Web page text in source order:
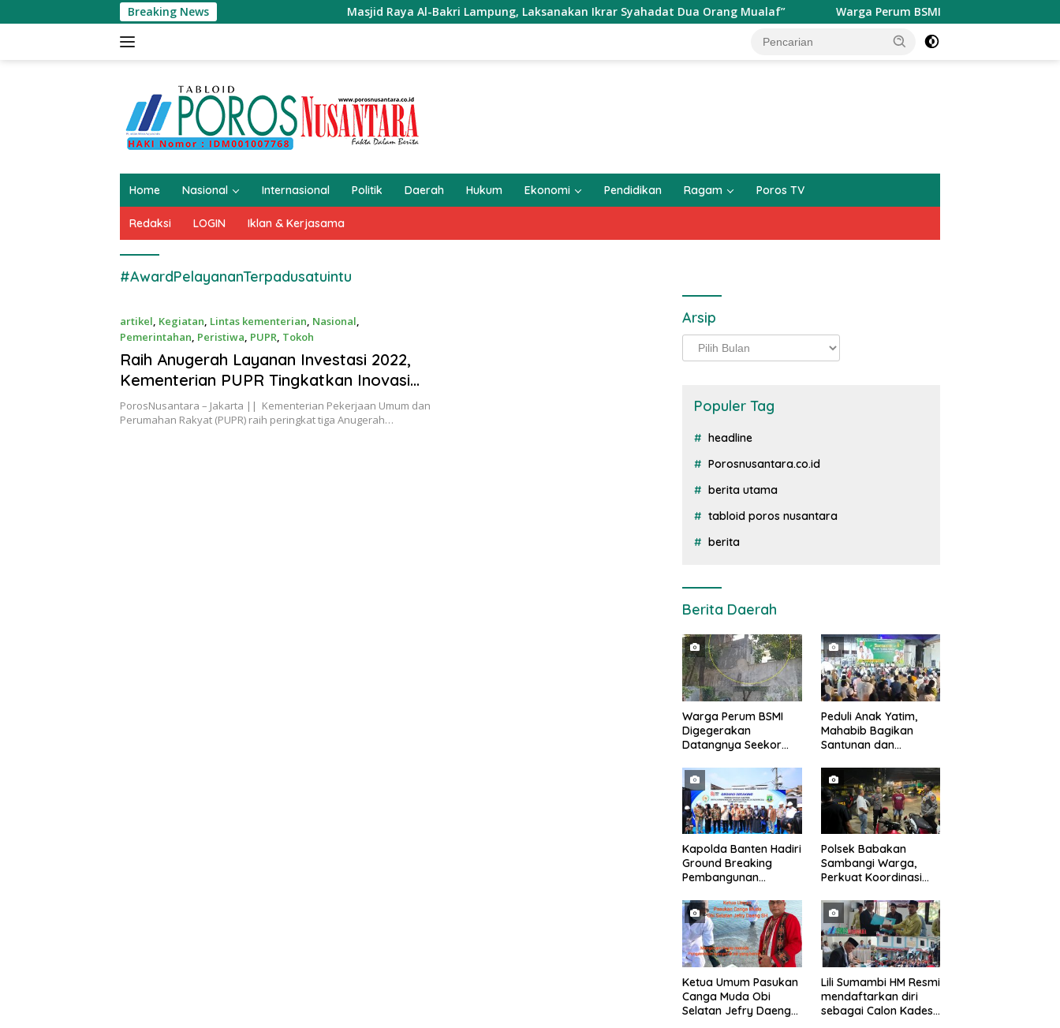
ke
Breaking News Masjid Raya Al-Bakri Lampung, Laksanakan Ikrar Syahadat Dua Orang Mualaf” Warga Perum BSMI Digegerakan Datangnya Seekor
Home Nasional Internasional Politik Daerah Hukum Ekonomi Pendidikan Ragam Poros TV
Redaksi LOGIN Iklan & Kerjasama
#AwardPelayananTerpadusatuintu
artikel, Kegiatan, Lintas kementerian, Nasional,
Pemerintahan, Peristiwa, PUPR, Tokoh
Okt 12, 2022
Raih Anugerah Layanan Investasi 2022,
Kementerian PUPR Tingkatkan Inovasi
Pelayanan Terpadu Satu Pintu dan
Percepatan Pelaksanaan Berusaha
PorosNusantara – Jakarta || Kementerian Pekerjaan Umum dan
Perumahan Rakyat (PUPR) raih peringkat tiga Anugerah…
Arsip
Arsip
Populer Tag
headline
Porosnusantara.co.id
berita utama
tabloid poros nusantara
berita
Berita Daerah
Warga Perum BSMI
Digegerakan
Datangnya Seekor
Pemukiman
Peduli Anak Yatim,
Mahabib Bagikan
Santunan dan
Anak di Segarajaya
Kapolda Banten Hadiri
Ground Breaking
Pembangunan
di Ibu Kota Provinsi
Banten
Polsek Babakan
Sambangi Warga,
Perkuat Koordinasi
Gangguan Kamtibmas
Ketua Umum Pasukan
Canga Muda Obi
Selatan Jefry Daeng
Lili Sumambi HM Resmi
mendaftarkan diri
sebagai Calon Kades